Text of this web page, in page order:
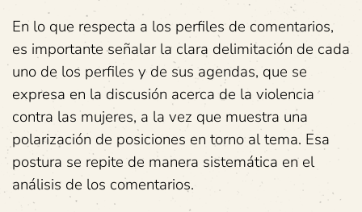
En lo que respecta a los perfiles de comentarios,
es importante señalar la clara delimitación de cada
uno de los perfiles y de sus agendas, que se
expresa en la discusión acerca de la violencia
contra las mujeres, a la vez que muestra una
polarización de posiciones en torno al tema. Esa
postura se repite de manera sistemática en el
análisis de los comentarios.